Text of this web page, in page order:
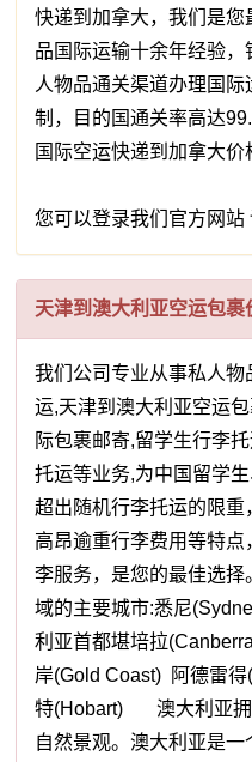
快递到加拿大，我们是
品国际运输十余年经验
人物品通关渠道办理国
制，目的国通关率高达
国际空运快递到加拿大价
您可以登录我们官方网站
天津到澳大利亚空运包裹
我们公司专业从事私人
运,天津到澳大利亚空运
际包裹邮寄,留学生行李
托运等业务,为中国留学
超出随机行李托运的限
高昂逾重行李费用等特
李服务，是您的最佳选
域的主要城市:悉尼
利亚首都堪培拉
岸(Gold Coast) 阿德雷
特(Hobart) 澳大利亚拥
自然景观。澳大利亚是一